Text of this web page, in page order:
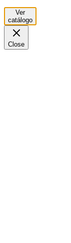
Ver
catálogo
Close